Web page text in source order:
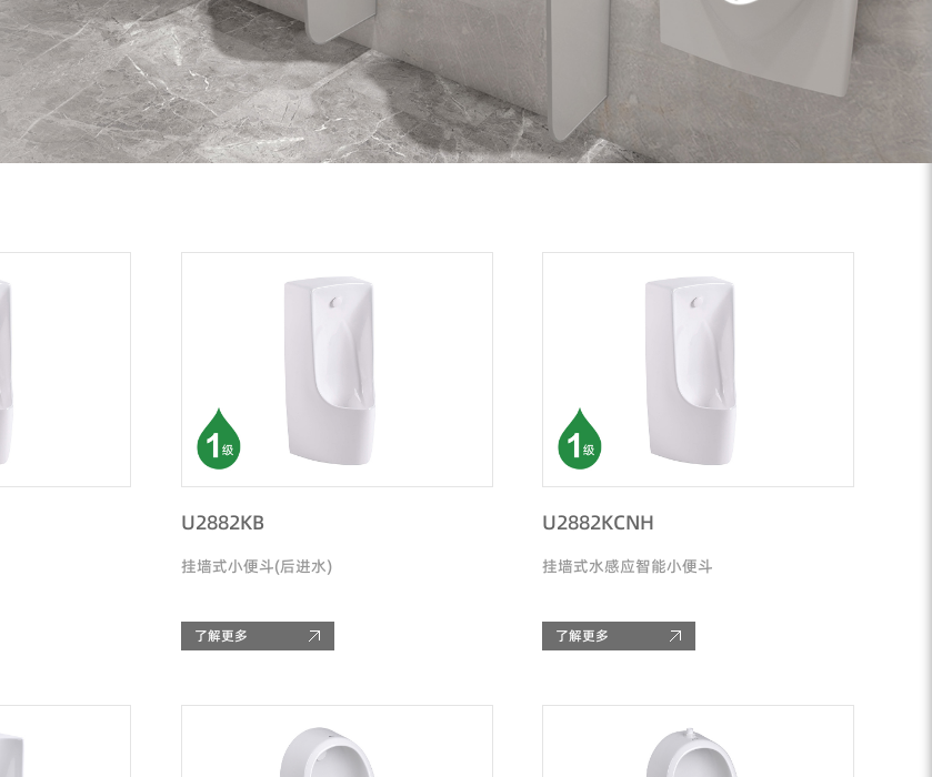
U2882KB
挂墙式小便斗(后进水)
了解更多
U2882KCNH
挂墙式水感应智能小便斗
了解更多